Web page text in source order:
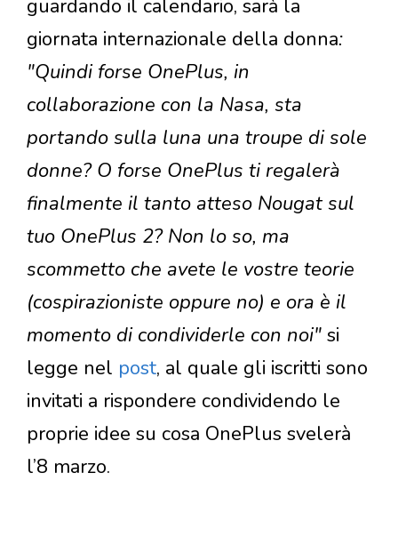
guardando il calendario, sarà la
giornata internazionale della donna:
"Quindi forse OnePlus, in
collaborazione con la Nasa, sta
portando sulla luna una troupe di sole
donne? O forse OnePlus ti regalerà
finalmente il tanto atteso Nougat sul
tuo OnePlus 2? Non lo so, ma
scommetto che avete le vostre teorie
(cospirazioniste oppure no) e ora è il
momento di condividerle con noi" si
legge nel post, al quale gli iscritti sono
invitati a rispondere condividendo le
proprie idee su cosa OnePlus svelerà
l’8 marzo.